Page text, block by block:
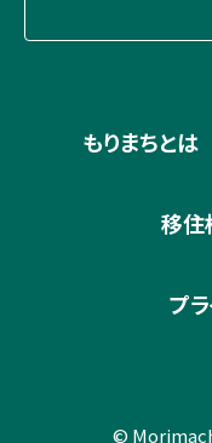
もりまちとは
移住
プ
©